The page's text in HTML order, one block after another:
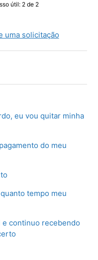
útil: 2 de 2
uma solicitação
eu vou quitar minha
do meu
tempo meu
continuo recebendo